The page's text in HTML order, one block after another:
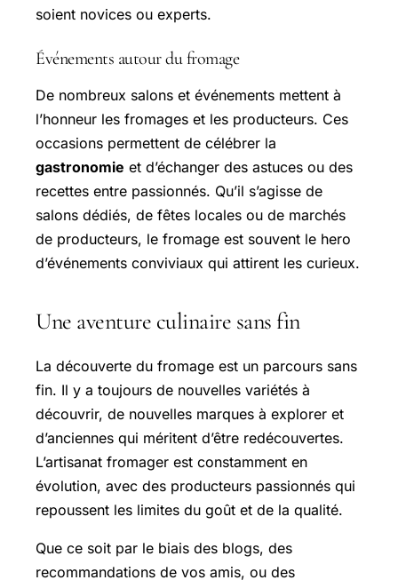
soient novices ou experts.
Événements autour du fromage
De nombreux salons et événements mettent à
l’honneur les fromages et les producteurs. Ces
occasions permettent de célébrer la
gastronomie et d’échanger des astuces ou des
recettes entre passionnés. Qu’il s’agisse de
salons dédiés, de fêtes locales ou de marchés
de producteurs, le fromage est souvent le hero
d’événements conviviaux qui attirent les curieux.
Une aventure culinaire sans fin
La découverte du fromage est un parcours sans
fin. Il y a toujours de nouvelles variétés à
découvrir, de nouvelles marques à explorer et
d’anciennes qui méritent d’être redécouvertes.
L’artisanat fromager est constamment en
évolution, avec des producteurs passionnés qui
repoussent les limites du goût et de la qualité.
Que ce soit par le biais des blogs, des
recommandations de vos amis, ou des